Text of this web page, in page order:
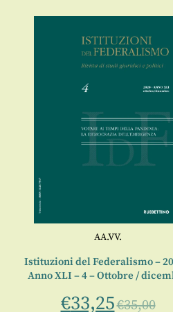
AA.VV.
Istituzioni del Federalismo –
Anno XLI – 4 – Ottobre /
€33,25€35,00